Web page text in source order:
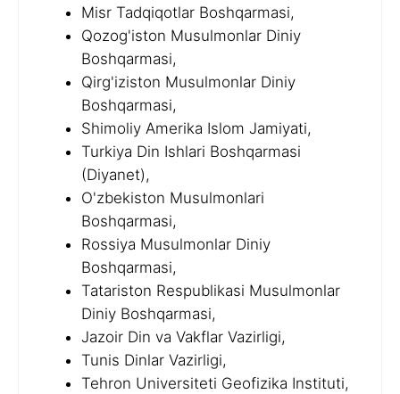
Misr Tadqiqotlar Boshqarmasi,
Qozog'iston Musulmonlar Diniy
Boshqarmasi,
Qirg'iziston Musulmonlar Diniy
Boshqarmasi,
Shimoliy Amerika Islom Jamiyati,
Turkiya Din Ishlari Boshqarmasi
(Diyanet),
O'zbekiston Musulmonlari
Boshqarmasi,
Rossiya Musulmonlar Diniy
Boshqarmasi,
Tatariston Respublikasi Musulmonlar
Diniy Boshqarmasi,
Jazoir Din va Vakflar Vazirligi,
Tunis Dinlar Vazirligi,
Tehron Universiteti Geofizika Instituti,